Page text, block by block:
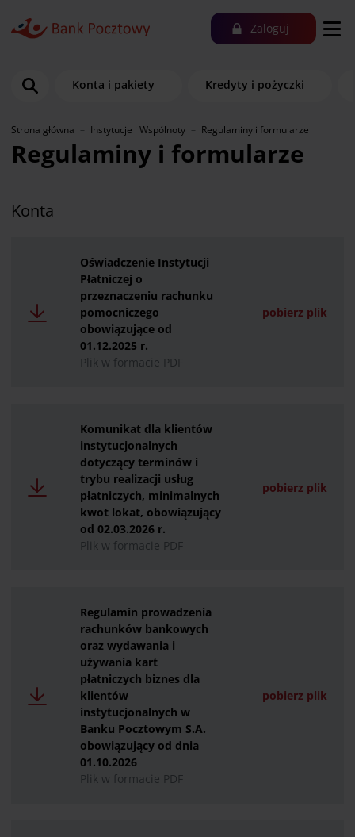
Zaloguj
Konta i pakiety Kredyty i pożyczki
Strona główna Instytucje i Wspólnoty Regulaminy i formularze
Regulaminy i formularze
Konta
Oświadczenie Instytucji
Płatniczej o
przeznaczeniu rachunku
pomocniczego
obowiązujące od
01.12.2025 r.
Plik w formacie PDF
pobierz plik
Komunikat dla klientów
instytucjonalnych
dotyczący terminów i
trybu realizacji usług
płatniczych, minimalnych
kwot lokat, obowiązujący
od 02.03.2026 r.
Plik w formacie PDF
pobierz plik
Regulamin prowadzenia
rachunków bankowych
oraz wydawania i
używania kart
płatniczych biznes dla
klientów
instytucjonalnych w
Banku Pocztowym S.A.
obowiązujący od dnia
01.10.2026
Plik w formacie PDF
pobierz plik